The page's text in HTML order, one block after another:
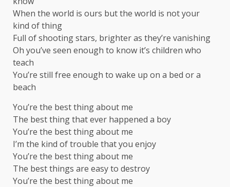
When the world is ours but the world is not your
kind of thing
Full of shooting stars, brighter as they’re vanishing
Oh you’ve seen enough to know it’s children who
teach
You’re still free enough to wake up on a bed or a
beach
You’re the best thing about me
The best thing that ever happened a boy
You’re the best thing about me
I’m the kind of trouble that you enjoy
You’re the best thing about me
The best things are easy to destroy
You’re the best thing about me